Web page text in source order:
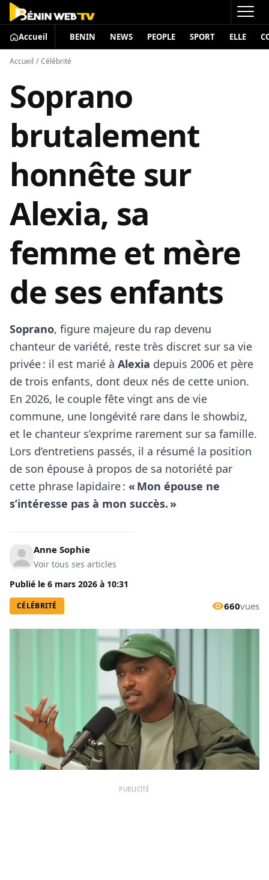
Accueil BENIN NEWS PEOPLE SPORT ELLE
Accueil / Célébrité
Soprano
brutalement
honnête sur
Alexia, sa
femme et mère
de ses enfants
Soprano, figure majeure du rap devenu
chanteur de variété, reste très discret sur sa vie
privée : il est marié à Alexia depuis 2006 et père
de trois enfants, dont deux nés de cette union.
En 2026, le couple fête vingt ans de vie
commune, une longévité rare dans le showbiz,
et le chanteur s’exprime rarement sur sa famille.
Lors d’entretiens passés, il a résumé la position
de son épouse à propos de sa notoriété par
cette phrase lapidaire : « Mon épouse ne
s’intéresse pas à mon succès. »
Anne Sophie
Voir tous ses articles
Publié le 6 mars 2026 à 10:31
CÉLÉBRITÉ 660vues
PUBLICITÉ